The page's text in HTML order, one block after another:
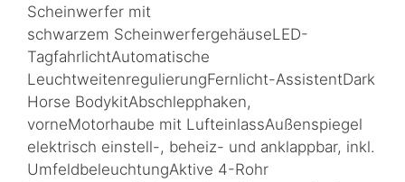
Scheinwerfer mit
schwarzem ScheinwerfergehäuseLED-
TagfahrlichtAutomatische
LeuchtweitenregulierungFernlicht-AssistentDark
Horse BodykitAbschlepphaken,
vorneMotorhaube mit LufteinlassAußenspiegel
elektrisch einstell-, beheiz- und anklappbar, inkl.
UmfeldbeleuchtungAktive 4-Rohr